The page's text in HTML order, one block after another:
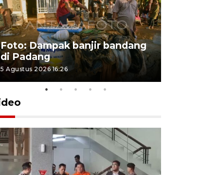
Foto: Dampak banjir bandang
di Padang
5 Agustus 2026 16:26